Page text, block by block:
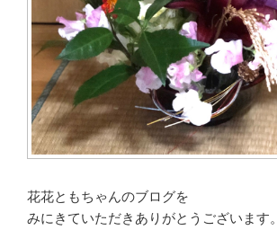
花花ともちゃんのブログを
みにきていただきありがとうございます。